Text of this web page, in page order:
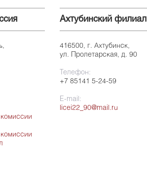
Ахтубинский филиал
416500, г. Ахтубинск,
ул. Пролетарская, д. 90
Телефон:
+7 85141 5-24-59
E-mail:
licei22_90@mail.ru